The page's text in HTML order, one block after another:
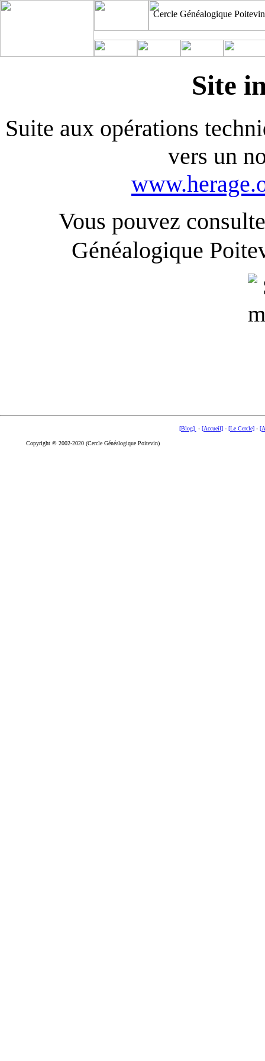
Cercle Généalogique Poitevin
Site
Suite aux opérations
vers un
Vous pouvez
Généalogique
[Blog] - [Accueil]- [Le Cercle]-
Copyright © 2002-2020 (Cercle Généalogique Poitevin)